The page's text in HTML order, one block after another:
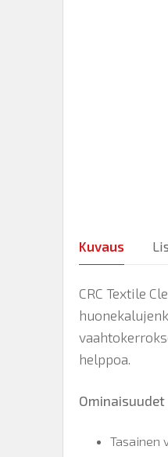
Kuvaus
CRC Textile
helppoa.
Ominaisuudet
Tasainen